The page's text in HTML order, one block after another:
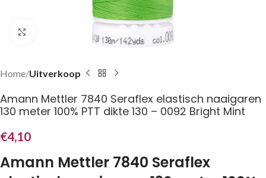
Home Uitverkoop
Amann Mettler 7840 Seraflex elastisch naaigaren
130 meter 100% PTT dikte 130 – 0092 Bright Mint
€4,10
Amann Mettler 7840 Seraflex